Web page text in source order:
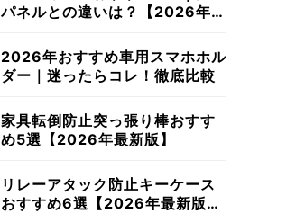
パネルとの違いは？【2026年最
2026年おすすめ車用スマホホル
ダー｜迷ったらコレ！徹底比較
家具転倒防止突っ張り棒おすす
め5選【2026年最新版】
リレーアタック防止キーケース
おすすめ6選【2026年最新版】